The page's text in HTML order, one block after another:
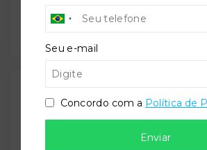
30/08/2028
Localização
Seu e-mail
Concordo com a Política de
Enviar